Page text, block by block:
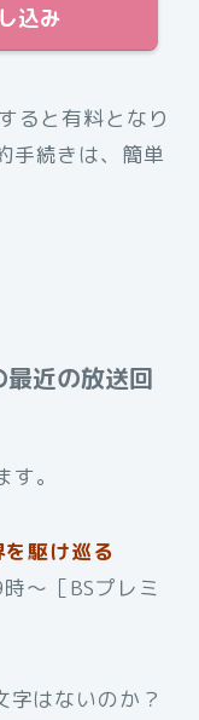
込み
ると有料となり
手続きは、簡単
最近の放送回
。
駆け巡る
～［BSプレミ
字はないのか？